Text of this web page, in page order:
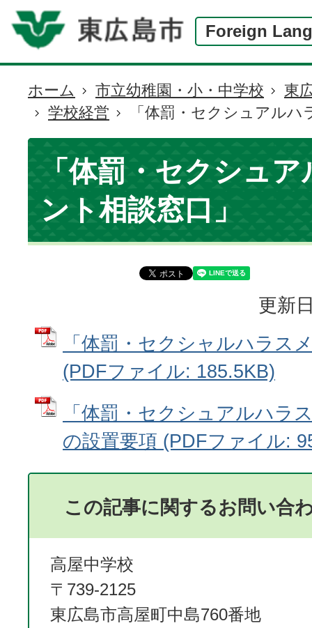
Foreign
現
在
の
置
ホーム 市立幼稚園・小・中学校
東
学校経営
「体罰・セクシュアル
「体罰・セクシュ
ント相談窓口」
更新
「体罰・セクシャルハラス
(PDFファイル: 185.5KB)
「体罰・セクシュアルハラ
の設置要項 (PDFファイル:
この記事に関するお問い合
高屋中学校
〒739-2125
東広島市高屋町中島760番地